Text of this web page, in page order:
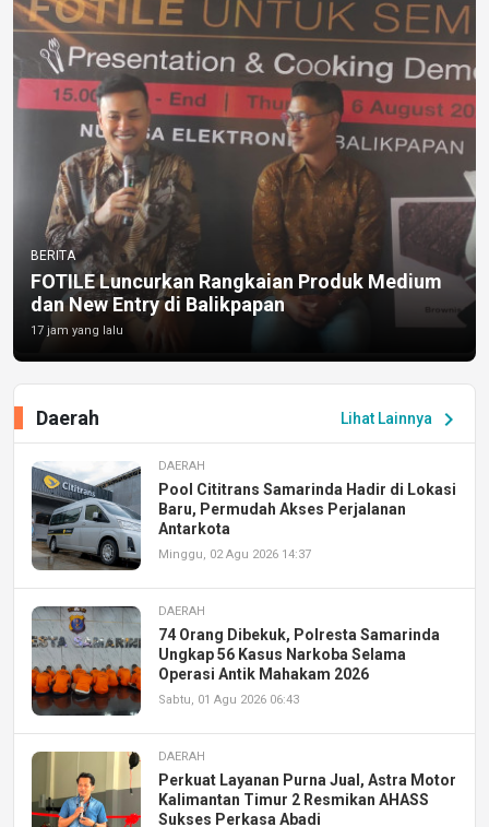
BERITA
FOTILE Luncurkan Rangkaian Produk Medium
dan New Entry di Balikpapan
17 jam yang lalu
Lihat Lainnya chevron_right
Daerah
DAERAH
Pool Cititrans Samarinda Hadir di Lokasi
Baru, Permudah Akses Perjalanan
Antarkota
Minggu, 02 Agu 2026 14:37
DAERAH
74 Orang Dibekuk, Polresta Samarinda
Ungkap 56 Kasus Narkoba Selama
Operasi Antik Mahakam 2026
Sabtu, 01 Agu 2026 06:43
DAERAH
Perkuat Layanan Purna Jual, Astra Motor
Kalimantan Timur 2 Resmikan AHASS
Sukses Perkasa Abadi